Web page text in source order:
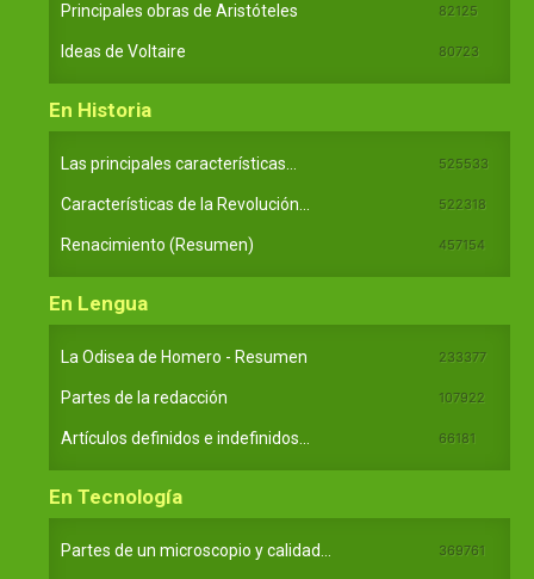
Principales obras de Aristóteles 82125
Ideas de Voltaire 80723
En Historia
Las principales características... 525533
Características de la Revolución... 522318
Renacimiento (Resumen) 457154
En Lengua
La Odisea de Homero - Resumen 233377
Partes de la redacción 107922
Artículos definidos e indefinidos... 66181
En Tecnología
Partes de un microscopio y calidad... 369761